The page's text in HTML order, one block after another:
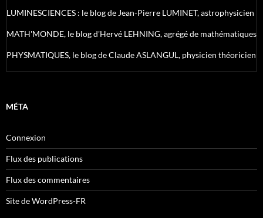
LUMINESCIENCES : le blog de Jean-Pierre LUMINET, astrophysicien
MATH'MONDE, le blog d'Hervé LEHNING, agrégé de mathématiques
PHYSMATIQUES, le blog de Claude ASLANGUL, physicien théoricien
MÉTA
Connexion
Flux des publications
Flux des commentaires
Site de WordPress-FR